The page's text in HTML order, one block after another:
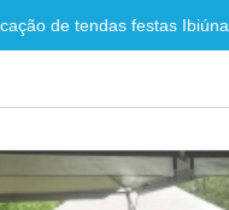
de tendas festas Ibiúna